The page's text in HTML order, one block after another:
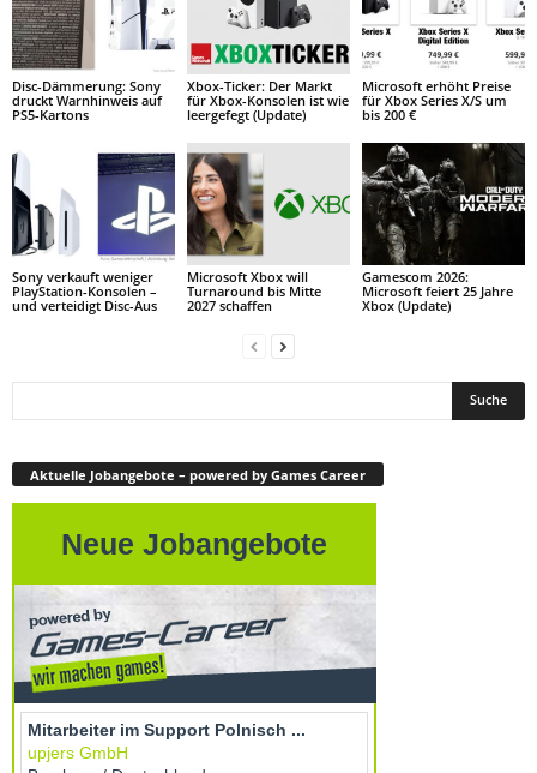
Disc-Dämmerung: Sony
druckt Warnhinweis auf
PS5-Kartons
Xbox-Ticker: Der Markt
für Xbox-Konsolen ist wie
leergefegt (Update)
Microsoft erhöht Preise
für Xbox Series X/S um
bis 200 €
Sony verkauft weniger
PlayStation-Konsolen –
und verteidigt Disc-Aus
Microsoft Xbox will
Turnaround bis Mitte
2027 schaffen
Gamescom 2026:
Microsoft feiert 25 Jahre
Xbox (Update)
Aktuelle Jobangebote – powered by Games Career